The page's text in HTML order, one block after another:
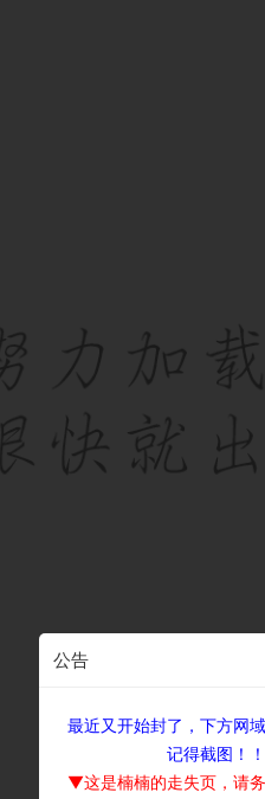
公告
最近又开始封了，下方网
记得截图！！
▼这是楠楠的走失页，请